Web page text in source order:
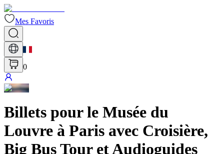
Mes Favoris
0
Billets pour le Musée du
Louvre à Paris avec Croisière,
Big Bus Tour et Audioguides